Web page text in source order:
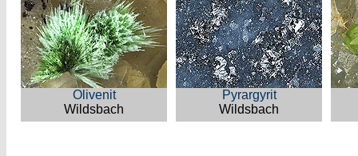
Olivenit
Wildsbach
Pyrargyrit
Wildsbach